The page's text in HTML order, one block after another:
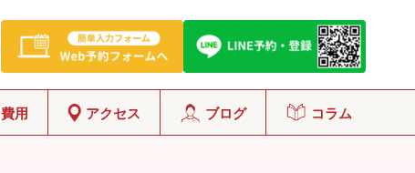
費用 アクセス ブログ コラム